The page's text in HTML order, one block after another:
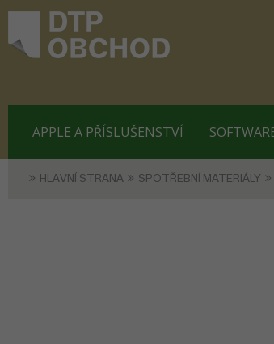
APPLE A PŘÍSLUŠENSTVÍ
HLAVNÍ STRANA SPOTŘEBNÍ MATERIÁLY